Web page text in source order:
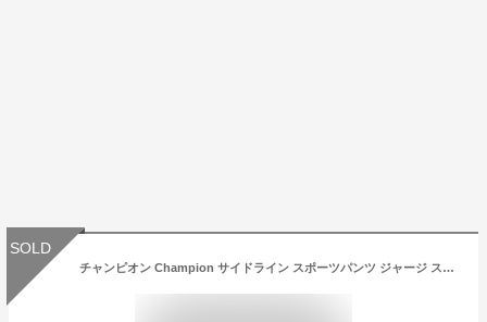
SOLD
チャンピオン Champion サイドライン スポーツパンツ ジャージ スウェット 3L 4L 5L 大きいサイズ メンズ あす楽